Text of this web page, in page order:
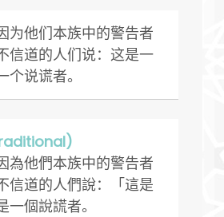
为他们本族中的警告者
信道的人们说：这是一
个说谎者。
為他們本族中的警告者
信道的人們說：「這是
個說謊者。